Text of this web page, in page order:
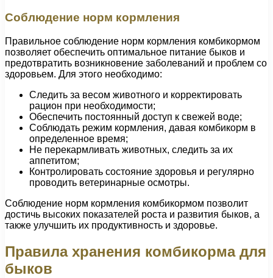
Соблюдение норм кормления
Правильное соблюдение норм кормления комбикормом
позволяет обеспечить оптимальное питание быков и
предотвратить возникновение заболеваний и проблем со
здоровьем. Для этого необходимо:
Следить за весом животного и корректировать
рацион при необходимости;
Обеспечить постоянный доступ к свежей воде;
Соблюдать режим кормления, давая комбикорм в
определенное время;
Не перекармливать животных, следить за их
аппетитом;
Контролировать состояние здоровья и регулярно
проводить ветеринарные осмотры.
Соблюдение норм кормления комбикормом позволит
достичь высоких показателей роста и развития быков, а
также улучшить их продуктивность и здоровье.
Правила хранения комбикорма для
быков